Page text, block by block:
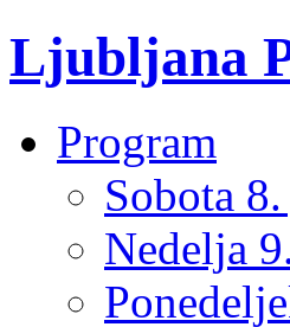
Ljubljana
Program
Sobota
Nedelja